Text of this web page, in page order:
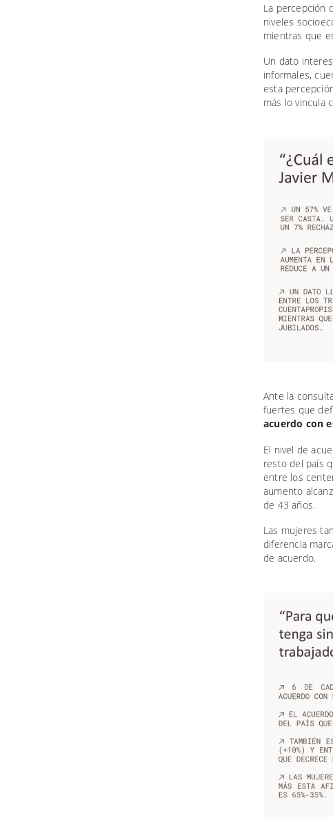
La percepción
niveles
mientras que
Un dato
informales,
esta
más lo vincula
Ante la
fuertes que
acuerdo con
El nivel de
resto del país
entre los
aumento
de 43 años.
Las mujeres
diferencia
de acuerdo.